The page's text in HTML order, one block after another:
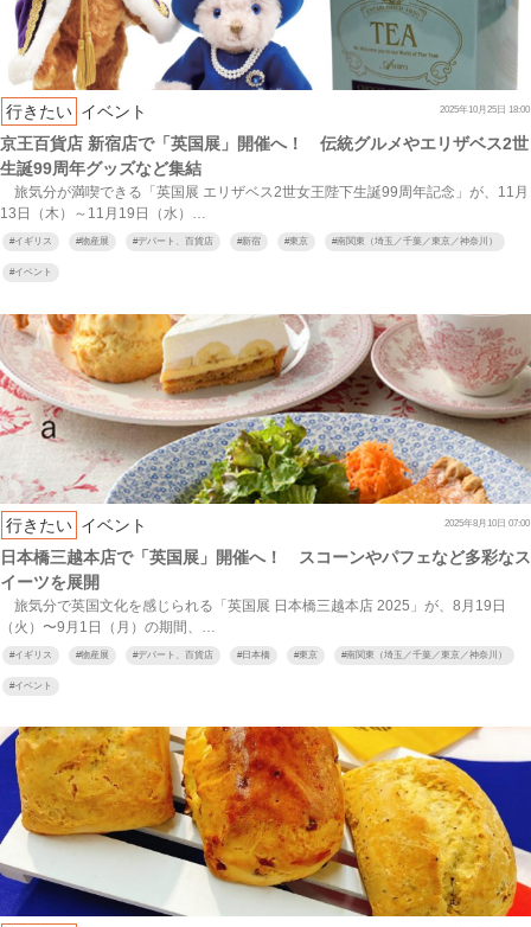
行きたい イベント 2025年10月25日 18:00
京王百貨店 新宿店で「英国展」開催へ！ 伝統グルメやエリザベス2世
生誕99周年グッズなど集結
旅気分が満喫できる「英国展 エリザベス2世女王陛下生誕99周年記念」が、11月
13日（木）～11月19日（水）…
#イギリス #物産展 #デパート、百貨店 #新宿 #東京 #南関東（埼玉／千葉／東京／神奈川）
#イベント
行きたい イベント 2025年8月10日 07:00
日本橋三越本店で「英国展」開催へ！ スコーンやパフェなど多彩なス
イーツを展開
旅気分で英国文化を感じられる「英国展 日本橋三越本店 2025」が、8月19日
（火）〜9月1日（月）の期間、…
#イギリス #物産展 #デパート、百貨店 #日本橋 #東京 #南関東（埼玉／千葉／東京／神奈川）
#イベント